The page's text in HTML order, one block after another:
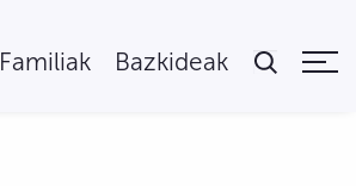
Familiak Bazkideak